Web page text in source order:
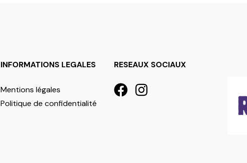
INFORMATIONS LEGALES
Mentions légales
Politique de confidentialité
RESEAUX SOCIAUX